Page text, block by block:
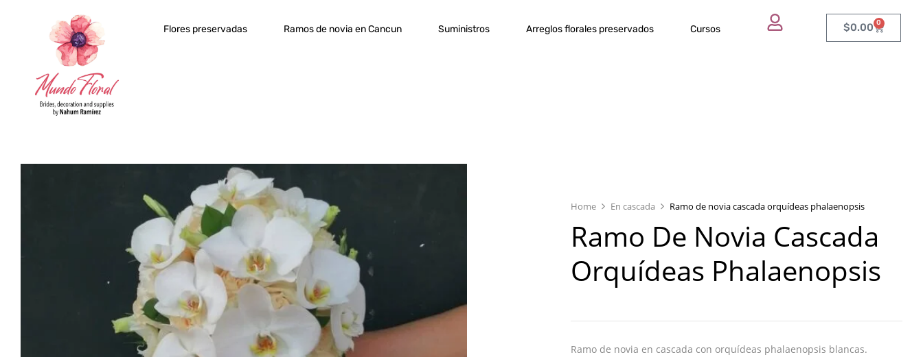
Flores preservadas Ramos de novia en Cancun Suministros Arreglos florales preservados Cursos $0.00 0
Home En cascada Ramo de novia cascada orquídeas phalaenopsis
Ramo De Novia Cascada
Orquídeas Phalaenopsis
Ramo de novia en cascada con orquídeas phalaenopsis blancas.